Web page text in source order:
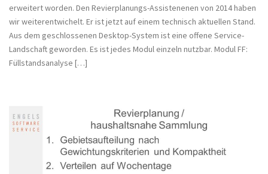
erweitert worden. Den Revierplanungs-Assistenenen von 2014 haben
wir weiterentwichelt. Er ist jetzt auf einem technisch aktuellen Stand.
Aus dem geschlossenen Desktop-System ist eine offene Service-
Landschaft geworden. Es ist jedes Modul einzeln nutzbar. Modul FF:
Füllstandsanalyse […]